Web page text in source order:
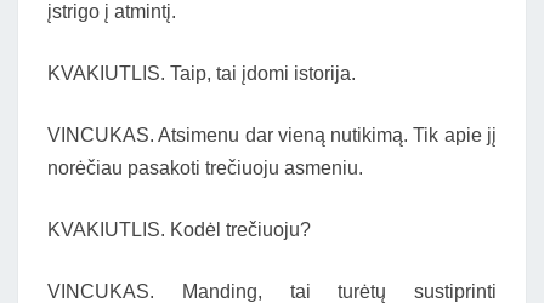
įstrigo į atmintį.
KVAKIUTLIS. Taip, tai įdomi istorija.
VINCUKAS. Atsimenu dar vieną nutikimą. Tik apie jį
norėčiau pasakoti trečiuoju asmeniu.
KVAKIUTLIS. Kodėl trečiuoju?
VINCUKAS. Manding, tai turėtų sustiprinti